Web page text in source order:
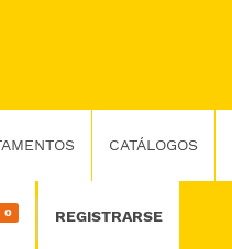
CATÁLOGOS
0 REGISTRARSE